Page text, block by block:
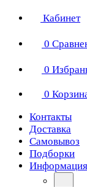
Кабинет
0
0
0
Контакты
Доставка
Самовывоз
Подборки
Информация